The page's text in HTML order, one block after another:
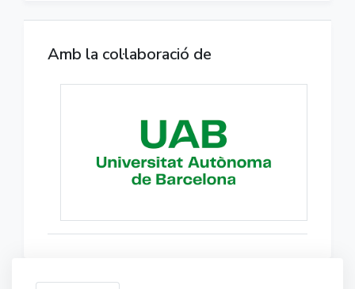
Amb la col·laboració de